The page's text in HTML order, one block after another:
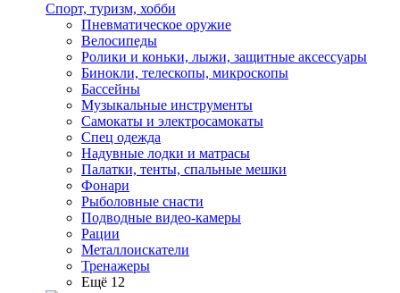
Спорт, туризм, хобби
Пневматическое оружие
Велосипеды
Ролики и коньки, лыжи, защитные аксессуары
Бинокли, телескопы, микроскопы
Бассейны
Музыкальные инструменты
Самокаты и электросамокаты
Спец одежда
Надувные лодки и матрасы
Палатки, тенты, спальные мешки
Фонари
Рыболовные снасти
Подводные видео-камеры
Рации
Металлоискатели
Тренажеры
Ещё 12